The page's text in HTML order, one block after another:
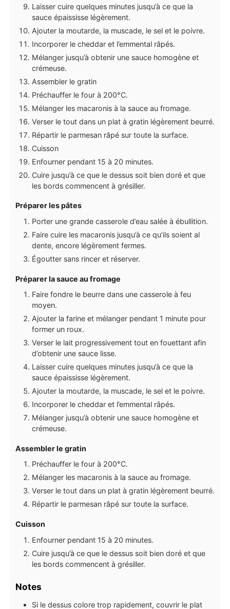
Laisser cuire quelques minutes jusqu’à ce que la
sauce épaississe légèrement.
Ajouter la moutarde, la muscade, le sel et le poivre.
Incorporer le cheddar et l’emmental râpés.
Mélanger jusqu’à obtenir une sauce homogène et
crémeuse.
Assembler le gratin
Préchauffer le four à 200°C.
Mélanger les macaronis à la sauce au fromage.
Verser le tout dans un plat à gratin légèrement beurré.
Répartir le parmesan râpé sur toute la surface.
Cuisson
Enfourner pendant 15 à 20 minutes.
Cuire jusqu’à ce que le dessus soit bien doré et que
les bords commencent à grésiller.
Préparer les pâtes
Porter une grande casserole d’eau salée à ébullition.
Faire cuire les macaronis jusqu’à ce qu’ils soient al
dente, encore légèrement fermes.
Égoutter sans rincer et réserver.
Préparer la sauce au fromage
Faire fondre le beurre dans une casserole à feu
moyen.
Ajouter la farine et mélanger pendant 1 minute pour
former un roux.
Verser le lait progressivement tout en fouettant afin
d’obtenir une sauce lisse.
Laisser cuire quelques minutes jusqu’à ce que la
sauce épaississe légèrement.
Ajouter la moutarde, la muscade, le sel et le poivre.
Incorporer le cheddar et l’emmental râpés.
Mélanger jusqu’à obtenir une sauce homogène et
crémeuse.
Assembler le gratin
Préchauffer le four à 200°C.
Mélanger les macaronis à la sauce au fromage.
Verser le tout dans un plat à gratin légèrement beurré.
Répartir le parmesan râpé sur toute la surface.
Cuisson
Enfourner pendant 15 à 20 minutes.
Cuire jusqu’à ce que le dessus soit bien doré et que
les bords commencent à grésiller.
Notes
Si le dessus colore trop rapidement, couvrir le plat